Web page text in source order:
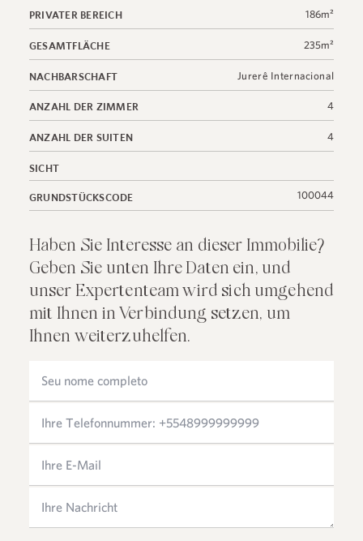
PRIVATER BEREICH 186m²
GESAMTFLÄCHE 235m²
NACHBARSCHAFT Jurerê Internacional
ANZAHL DER ZIMMER 4
ANZAHL DER SUITEN 4
SICHT
GRUNDSTÜCKSCODE 100044
Haben Sie Interesse an dieser Immobilie?
Geben Sie unten Ihre Daten ein, und
unser Expertenteam wird sich umgehend
mit Ihnen in Verbindung setzen, um
Ihnen weiterzuhelfen.